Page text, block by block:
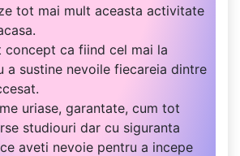
tot mai mult aceasta activitate
concept ca fiind cel mai la
a sustine nevoile fiecareia dintre
uriase, garantate, cum tot
studiouri dar cu siguranta
aveti nevoie pentru a incepe